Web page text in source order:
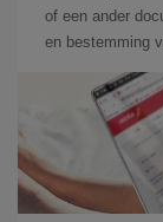
of een ander
en bestemming